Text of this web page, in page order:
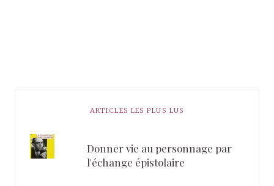
ARTICLES LES PLUS LUS
Donner vie au personnage par
l'échange épistolaire